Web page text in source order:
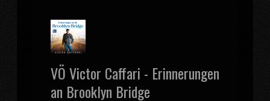
VÖ Victor Caffari - Erinnerungen
an Brooklyn Bridge